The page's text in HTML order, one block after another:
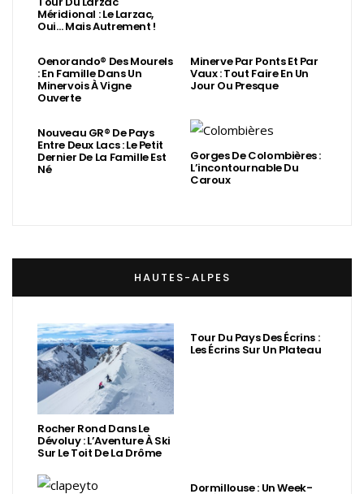
Méridional : Le Larzac,
Oui… Mais Autrement !
Oenorando® Des Mourels
: En Famille Dans Un
Minervois À Vigne
Ouverte
Minerve Par Ponts Et Par
Vaux : Tout Faire En Un
Jour Ou Presque
Nouveau GR® De Pays
Entre Deux Lacs : Le Petit
Dernier De La Famille Est
Né
Gorges De Colombières :
L’incontournable Du
Caroux
HAUTES-ALPES
Rocher Rond Dans Le
Dévoluy : L’Aventure À Ski
Sur Le Toit De La Drôme
Tour Du Pays Des Écrins :
Les Écrins Sur Un Plateau
Dormillouse : Un Week-